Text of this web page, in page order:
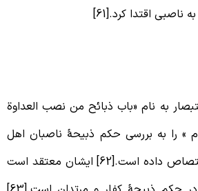
اقتدا کرد.[61]
به نام «باب ذبائح من نصب العداوة
را به بررسی حکم ذبیحۀ ناصبان اهل
بیت علیهم السلام ، اختصاص داده است.[62] ایشان معتقد است